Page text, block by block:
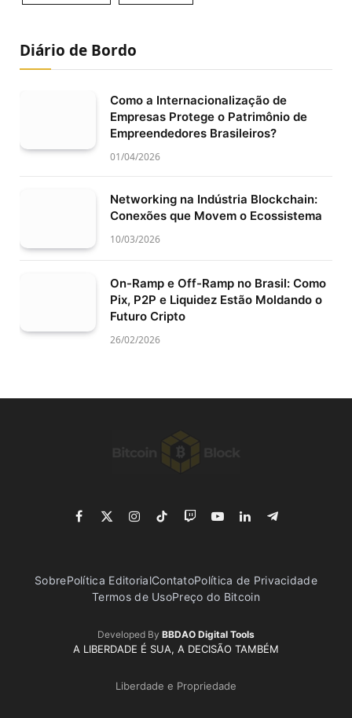
Diário de Bordo
Como a Internacionalização de
Empresas Protege o Patrimônio de
Empreendedores Brasileiros?
01/04/2026
Networking na Indústria Blockchain:
Conexões que Movem o Ecossistema
10/03/2026
On-Ramp e Off-Ramp no Brasil: Como
Pix, P2P e Liquidez Estão Moldando o
Futuro Cripto
26/02/2026
Facebook
X
Instagram
TikTokTwitchYouTubeLinkedInTelegram
SobrePolítica EditorialContatoPolítica de Privacidade
Termos de UsoPreço do Bitcoin
Developed By BBDAO Digital Tools
A LIBERDADE É SUA, A DECISÃO TAMBÉM
Liberdade e Propriedade